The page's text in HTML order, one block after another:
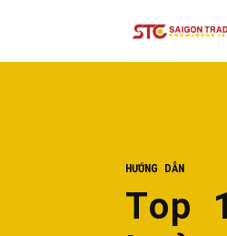
HƯỚNG DẪN
Top